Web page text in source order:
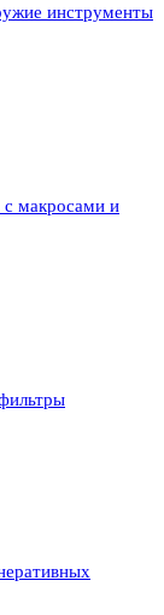
инструменты
с макросами и